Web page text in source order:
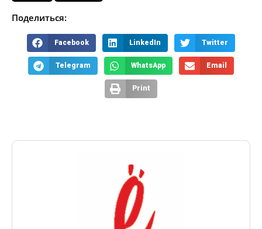
Поделиться:
Facebook LinkedIn Twitter
Telegram WhatsApp Email
Print